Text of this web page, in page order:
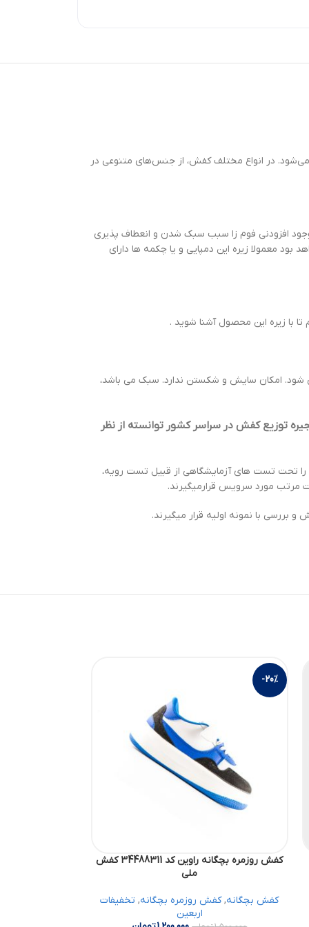
در انواع مختلف کفش، از جنس‌های متنوعی در
افزودنی فوم زا سبب سبک شدن و انعطاف پذیری
معمولا زیره این دمپایی و یا چکمه ها دارای
با زیره این محصول آشنا شوید .
شود. امکان سایش و شکستن ندارد. سبک می باشد،
توزیع کفش در سراسر کشور توانسته از نظر
را تحت تست های آزمایشگاهی از قبیل تست رویه،
مرتب مورد سرویس قرارمیگیرند.
با نمونه اولیه قرار میگیرند.
-20%
کفش روزمره بچگانه راوین کد 34488311 کفش
ملی
کفش بچگانه,کفش روزمره بچگانه, تخفیفات
اربعین